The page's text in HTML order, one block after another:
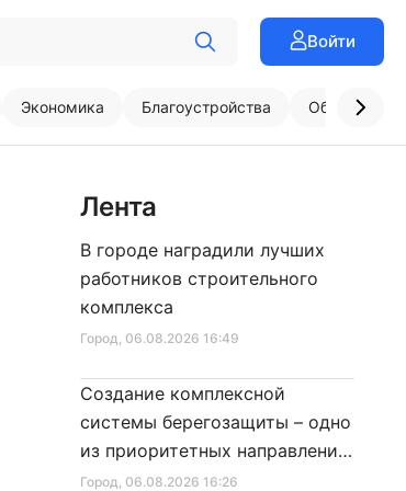
Войти
Экономика Благоустройства
Лента
Город, 06.08.2026 16:49
В городе наградили лучших
работников строительного
комплекса
Город, 06.08.2026 16:26
Создание комплексной
системы берегозащиты – одно
из приоритетных направлений
развития Петербурга